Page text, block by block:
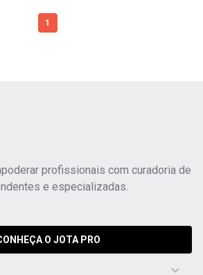
1
profissionais com curadoria de
e especializadas.
O JOTA PRO